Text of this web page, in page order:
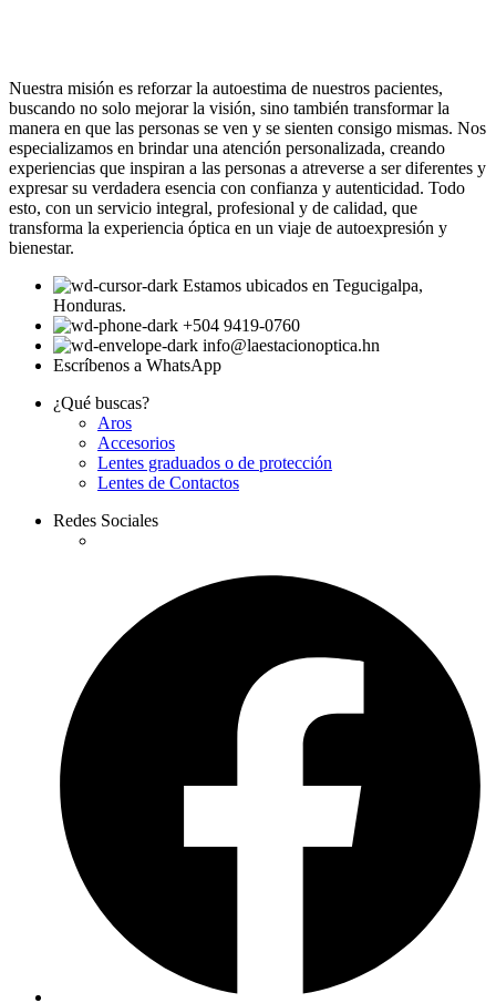
Nuestra misión es reforzar la autoestima de nuestros pacientes,
buscando no solo mejorar la visión, sino también transformar la
manera en que las personas se ven y se sienten consigo mismas. Nos
especializamos en brindar una atención personalizada, creando
experiencias que inspiran a las personas a atreverse a ser diferentes y
expresar su verdadera esencia con confianza y autenticidad. Todo
esto, con un servicio integral, profesional y de calidad, que
transforma la experiencia óptica en un viaje de autoexpresión y
bienestar.
Estamos ubicados en Tegucigalpa,
Honduras.
+504 9419-0760
info@laestacionoptica.hn
Escríbenos a WhatsApp
¿Qué buscas?
Aros
Accesorios
Lentes graduados o de protección
Lentes de Contactos
Redes Sociales